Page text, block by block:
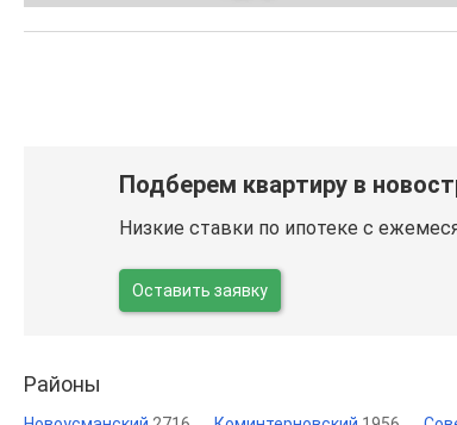
Подберем квартиру в
Низкие ставки по ипотеке с
Оставить заявку
Районы